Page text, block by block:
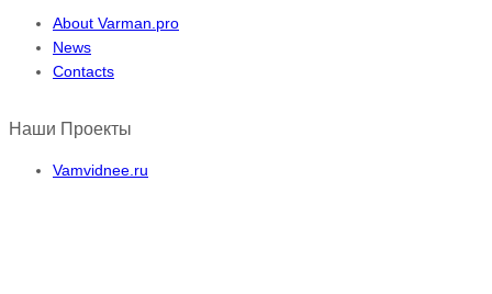
About Varman.pro
News
Contacts
Наши Проекты
Vamvidnee.ru